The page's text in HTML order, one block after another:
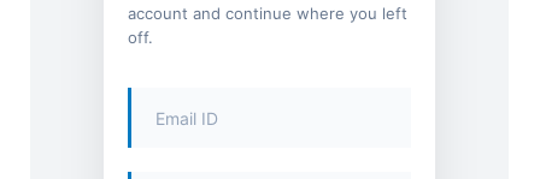
account and continue where you left
off.